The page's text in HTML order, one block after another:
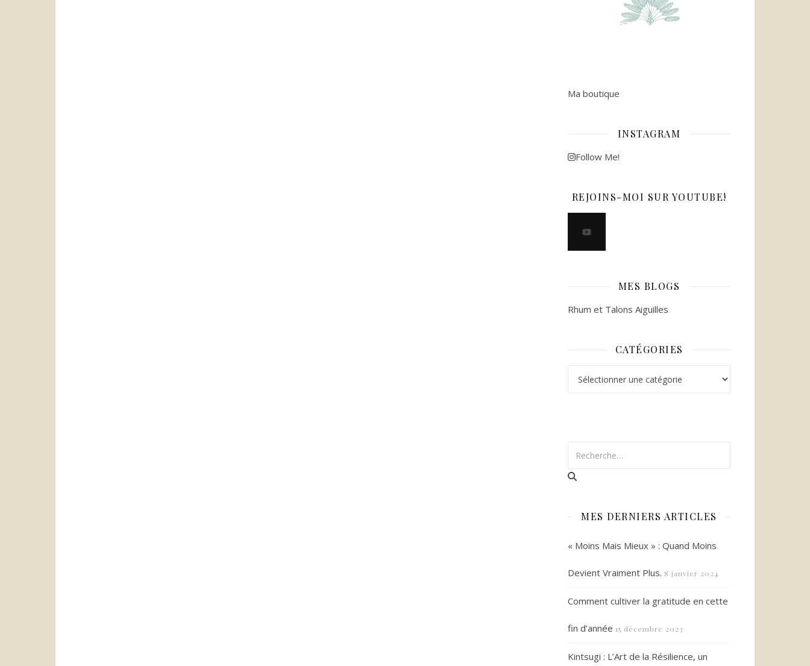
Ma boutique
INSTAGRAM
Follow Me!
REJOINS-MOI SUR YOUTUBE!
MES BLOGS
Rhum et Talons Aiguilles
CATÉGORIES
MES DERNIERS ARTICLES
« Moins Mais Mieux » : Quand Moins
Devient Vraiment Plus. 8 janvier 2024
Comment cultiver la gratitude en cette
fin d’année 15 décembre 2023
Kintsugi : L’Art de la Résilience, un